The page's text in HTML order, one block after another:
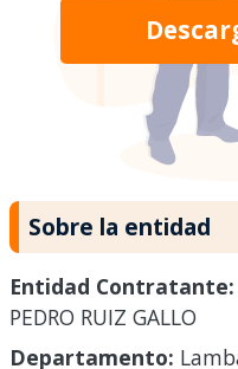
Sobre la entidad
Entidad Contratante:
PEDRO RUIZ GALLO
Departamento: